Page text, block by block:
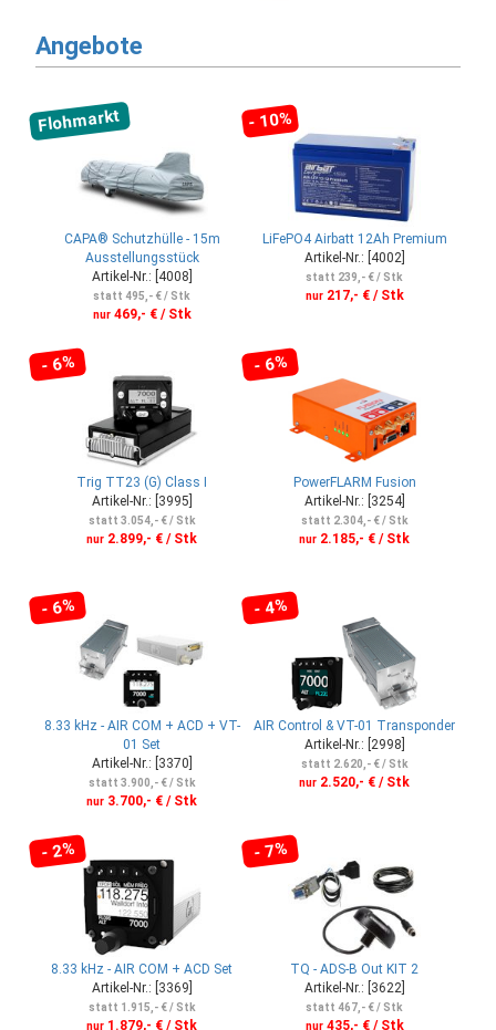
Angebote
Flohmarkt
CAPA® Schutzhülle - 15m
Ausstellungsstück
Artikel-Nr.: [4008]
statt 495,- € / Stk
nur469,- € / Stk
- 10%
LiFePO4 Airbatt 12Ah Premium
Artikel-Nr.: [4002]
statt 239,- € / Stk
nur217,- € / Stk
- 6%
Trig TT23 (G) Class I
Artikel-Nr.: [3995]
statt 3.054,- € / Stk
nur 2.899,- € / Stk
- 6%
PowerFLARM Fusion
Artikel-Nr.: [3254]
statt 2.304,- € / Stk
nur 2.185,- € / Stk
- 6%
8.33 kHz - AIR COM + ACD + VT-
01 Set
Artikel-Nr.: [3370]
statt 3.900,- € / Stk
nur 3.700,- € / Stk
- 4%
AIR Control & VT-01 Transponder
Artikel-Nr.: [2998]
statt 2.620,- € / Stk
nur 2.520,- € / Stk
- 2%
8.33 kHz - AIR COM + ACD Set
Artikel-Nr.: [3369]
statt 1.915,- € / Stk
nur 1.879,- € / Stk
- 7%
TQ - ADS-B Out KIT 2
Artikel-Nr.: [3622]
statt 467,- € / Stk
nur435,- € / Stk